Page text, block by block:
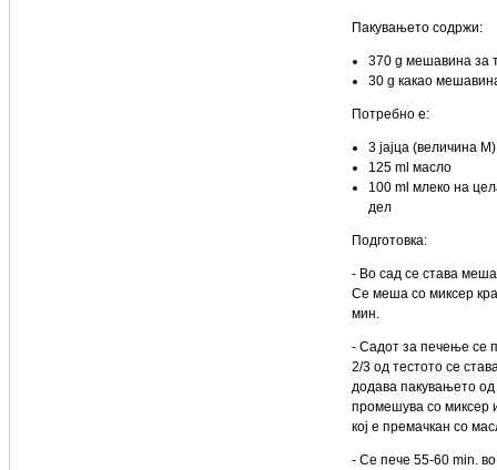
Пакувањето содржи:
370 g мешавина за
30 g какао
Потребно е:
3 јајца (величина М)
125 ml масло
100 ml млеко на
дел
Подготовка:
- Во сад се става
Се меша со миксер
мин.
- Садот за печење се
2/3 од тестото се
додава пакувањeто
промешува со миксер
кој е премачкан со
- Се пече 55-60 min.